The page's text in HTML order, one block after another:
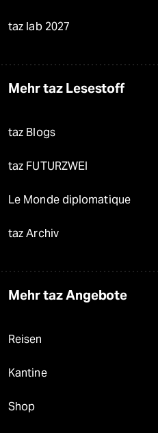
taz lab 2027
Mehr taz Lesestoff
taz Blogs
taz FUTURZWEI
Le Monde diplomatique
taz Archiv
Mehr taz Angebote
Reisen
Kantine
Shop